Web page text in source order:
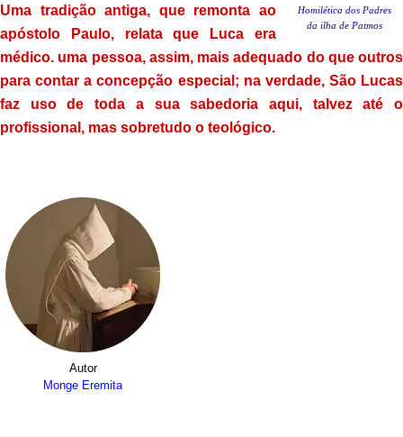
Homilética dos Padres
da ilha de Patmos
Uma tradição antiga, que remonta ao
apóstolo Paulo, relata que Luca era
médico. uma pessoa, assim, mais adequado do que outros
para contar a concepção especial; na verdade, São Lucas
faz uso de toda a sua sabedoria aqui, talvez até o
profissional, mas sobretudo o teológico.
Autor
Monge Eremita